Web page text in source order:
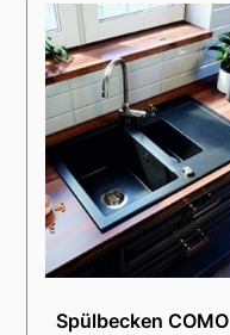
Spülbecken COMO